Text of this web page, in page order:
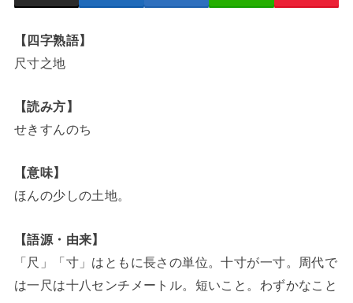
【四字熟語】
尺寸之地
【読み方】
せきすんのち
【意味】
ほんの少しの土地。
【語源・由来】
「尺」「寸」はともに長さの単位。十寸が一寸。周代で
は一尺は十八センチメートル。短いこと。わずかなこと